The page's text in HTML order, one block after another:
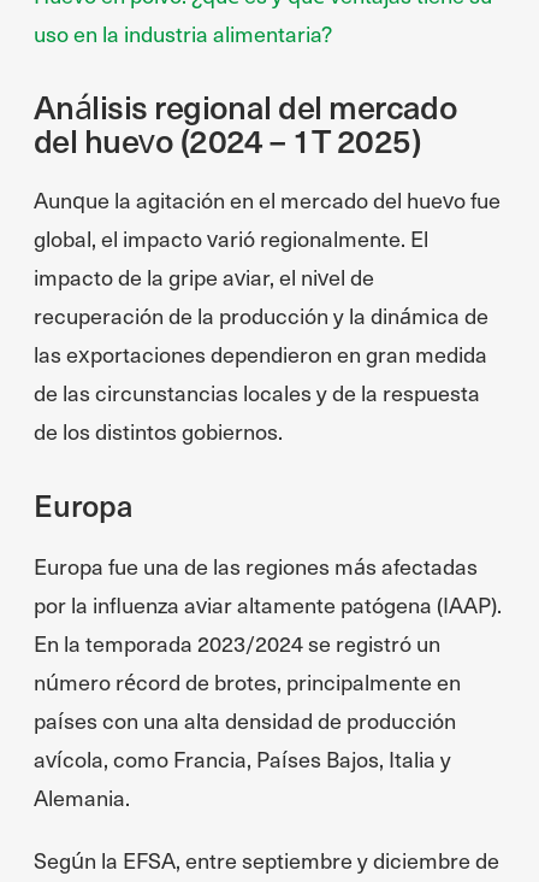
uso en la industria alimentaria?
Análisis regional del mercado
del huevo (2024 – 1T 2025)
Aunque la agitación en el mercado del huevo fue
global, el impacto varió regionalmente. El
impacto de la gripe aviar, el nivel de
recuperación de la producción y la dinámica de
las exportaciones dependieron en gran medida
de las circunstancias locales y de la respuesta
de los distintos gobiernos.
Europa
Europa fue una de las regiones más afectadas
por la influenza aviar altamente patógena (IAAP).
En la temporada 2023/2024 se registró un
número récord de brotes, principalmente en
países con una alta densidad de producción
avícola, como Francia, Países Bajos, Italia y
Alemania.
Según la EFSA, entre septiembre y diciembre de